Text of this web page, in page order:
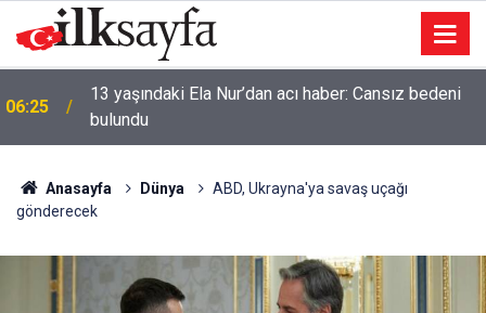
06:25
13 yaşındaki Ela Nur’dan acı haber: Cansız bedeni
bulundu
Anasayfa Dünya
ABD, Ukrayna'ya savaş uçağı
gönderecek